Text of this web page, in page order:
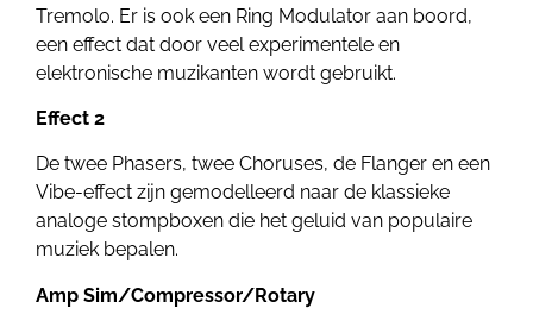
Tremolo. Er is ook een Ring Modulator aan boord,
een effect dat door veel experimentele en
elektronische muzikanten wordt gebruikt.
Effect 2
De twee Phasers, twee Choruses, de Flanger en een
Vibe-effect zijn gemodelleerd naar de klassieke
analoge stompboxen die het geluid van populaire
muziek bepalen.
Amp Sim/Compressor/Rotary